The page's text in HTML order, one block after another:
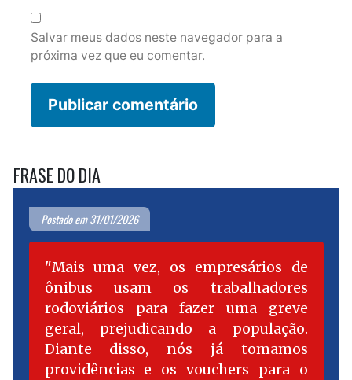
Salvar meus dados neste navegador para a
próxima vez que eu comentar.
FRASE DO DIA
Postado em 31/01/2026
Mais uma vez, os empresários de
ônibus usam os trabalhadores
rodoviários para fazer uma greve
geral, prejudicando a população.
Diante disso, nós já tomamos
providências e os vouchers para o